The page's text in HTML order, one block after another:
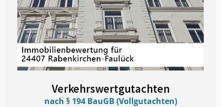
Verkehrswertgutachten
nach § 194 BauGB (Vollgutachten)